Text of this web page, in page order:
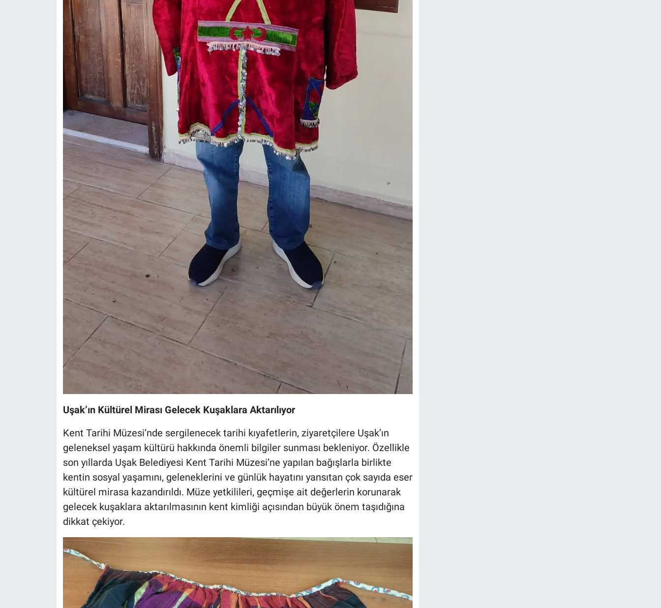
Uşak’ın Kültürel Mirası Gelecek Kuşaklara Aktarılıyor
Kent Tarihi Müzesi’nde sergilenecek tarihi kıyafetlerin, ziyaretçilere Uşak’ın
geleneksel yaşam kültürü hakkında önemli bilgiler sunması bekleniyor. Özellikle
son yıllarda Uşak Belediyesi Kent Tarihi Müzesi’ne yapılan bağışlarla birlikte
kentin sosyal yaşamını, geleneklerini ve günlük hayatını yansıtan çok sayıda eser
kültürel mirasa kazandırıldı. Müze yetkilileri, geçmişe ait değerlerin korunarak
gelecek kuşaklara aktarılmasının kent kimliği açısından büyük önem taşıdığına
dikkat çekiyor.